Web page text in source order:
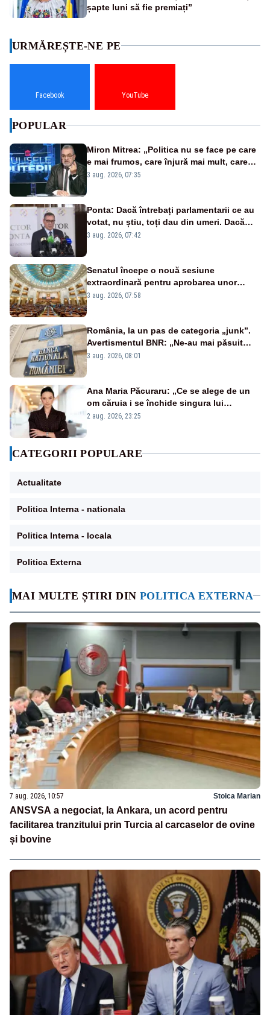
șapte luni să fie premiați”
MAI MULTE ȘTIRI DIN POLITICA EXTERNA
7 aug. 2026, 10:57 Stoica Marian
ANSVSA a negociat, la Ankara, un acord pentru
facilitarea tranzitului prin Turcia al carcaselor de ovine
și bovine
URMĂREȘTE-NE PE
Facebook YouTube
POPULAR
Miron Mitrea: „Politica nu se face pe care
e mai frumos, care înjură mai mult, care
țipă mai tare, ci pe proiecte”
3 aug. 2026, 07:35
Ponta: Dacă întrebați parlamentarii ce au
votat, nu știu, toți dau din umeri. Dacă
întrebi de ce au votat pro sau contra, o să
3 aug. 2026, 07:42
Senatul începe o nouă sesiune
extraordinară pentru aprobarea unor
jaloane din PNRR
3 aug. 2026, 07:58
România, la un pas de categoria „junk”.
Avertismentul BNR: „Ne-au mai păsuit
pentru câteva luni”
3 aug. 2026, 08:01
Ana Maria Păcuraru: „Ce se alege de un
om căruia i se închide singura lui
portiță?”
2 aug. 2026, 23:25
CATEGORII POPULARE
Actualitate
Politica Interna - nationala
Politica Interna - locala
Politica Externa